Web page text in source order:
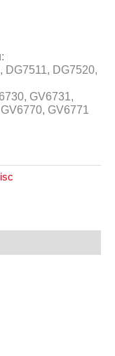
DG7511, DG7520,
GV6731,
GV6771